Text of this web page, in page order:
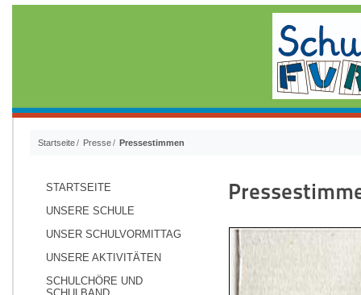
Startseite Presse Pressestimmen
STARTSEITE
UNSERE SCHULE
UNSER SCHULVORMITTAG
UNSERE AKTIVITÄTEN
SCHULCHÖRE UND